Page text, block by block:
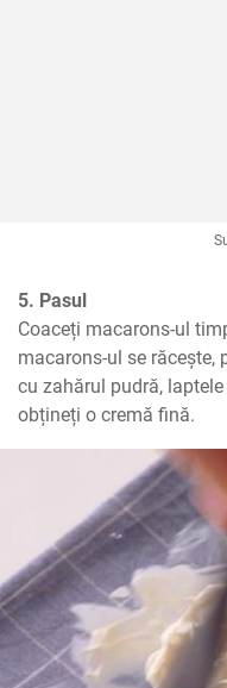
5. Pasul
Coaceți macarons-ul
macarons-ul se
cu zahărul pudră,
obțineți o cremă fină.